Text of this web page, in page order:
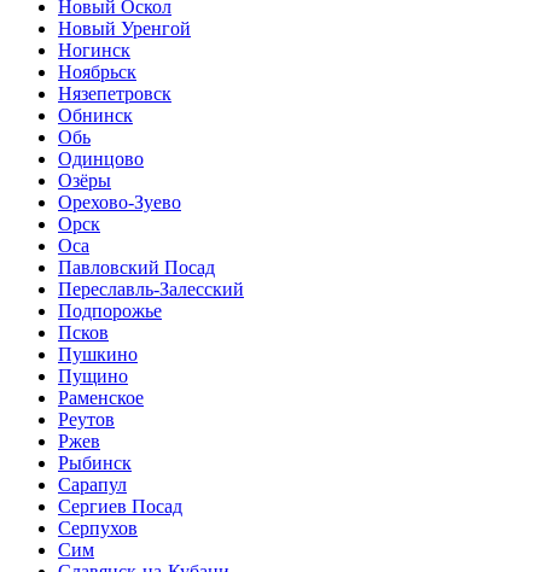
Новый Оскол
Новый Уренгой
Ногинск
Ноябрьск
Нязепетровск
Обнинск
Обь
Одинцово
Озёры
Орехово-Зуево
Орск
Оса
Павловский Посад
Переславль-Залесский
Подпорожье
Псков
Пушкино
Пущино
Раменское
Реутов
Ржев
Рыбинск
Сарапул
Сергиев Посад
Серпухов
Сим